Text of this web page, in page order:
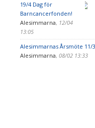
19/4 Dag för
Barncancerfonden!
Alesimmarna, 12/04
13:05
Alesimmarnas Årsmöte 11/3
Alesimmarna, 08/02 13:33